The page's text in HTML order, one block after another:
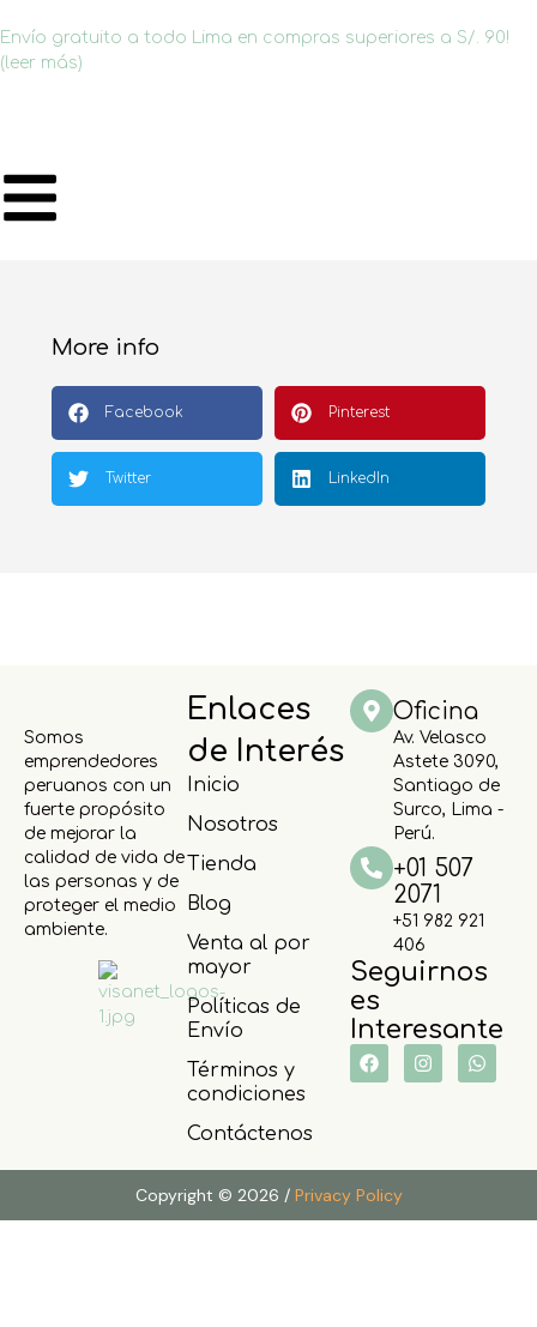
Envío gratuito a todo Lima en compras superiores a S/. 90!
(leer más)
More info
Facebook Pinterest
Twitter LinkedIn
Somos
emprendedores
peruanos con un
fuerte propósito
de mejorar la
calidad de vida de
las personas y de
proteger el medio
ambiente.
Enlaces
de Interés
Inicio
Nosotros
Tienda
Blog
Venta al por
mayor
Políticas de
Envío
Términos y
condiciones
Contáctenos
Oficina
Av. Velasco
Astete 3090,
Santiago de
Surco, Lima -
Perú.
+01 507
2071
+51 982 921
406
Seguirnos
es
Interesante
Copyright © 2026 /Privacy Policy